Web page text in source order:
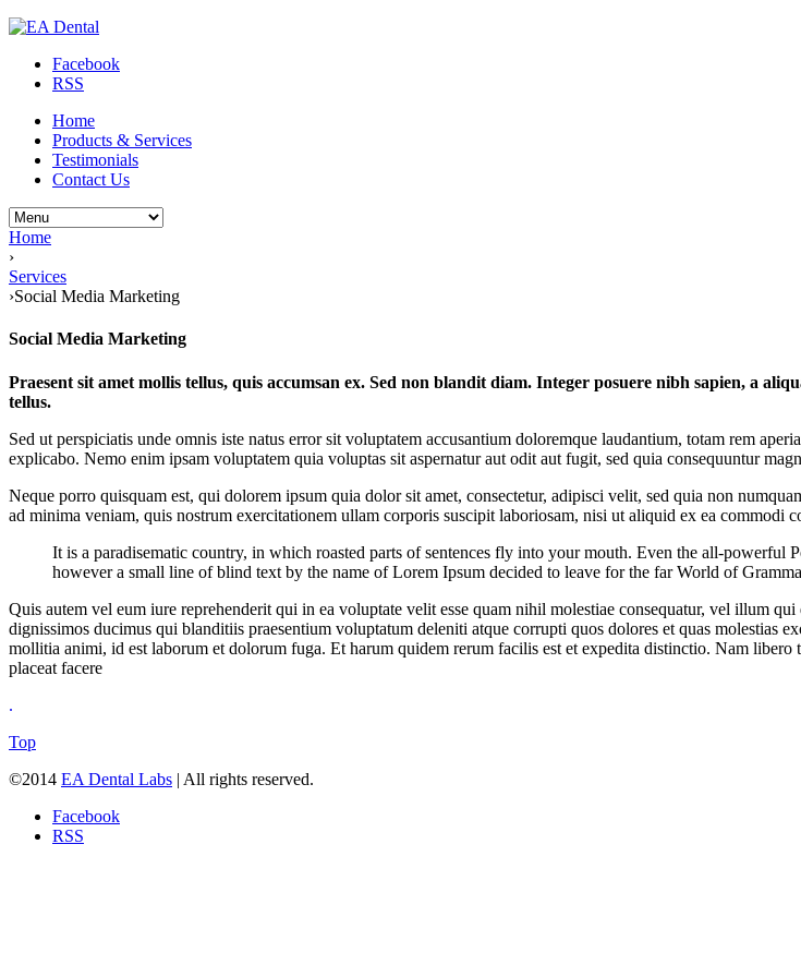
Facebook
RSS
Home
Products & Services
Testimonials
Contact Us
Home
›
Services
›Social Media Marketing
Social Media Marketing
Praesent sit amet mollis tellus, quis accumsan ex. Sed non blandit diam. Integer posuere nibh sapien, a
tellus.
Sed ut perspiciatis unde omnis iste natus error sit voluptatem accusantium doloremque laudantium, totam rem
explicabo. Nemo enim ipsam voluptatem quia voluptas sit aspernatur aut odit aut fugit, sed quia consequuntur
Neque porro quisquam est, qui dolorem ipsum quia dolor sit amet, consectetur, adipisci velit, sed quia non
ad minima veniam, quis nostrum exercitationem ullam corporis suscipit laboriosam, nisi ut aliquid ex ea commodi
It is a paradisematic country, in which roasted parts of sentences fly into your mouth. Even the all-
however a small line of blind text by the name of Lorem Ipsum decided to leave for the far World of
Quis autem vel eum iure reprehenderit qui in ea voluptate velit esse quam nihil molestiae consequatur, vel illum
dignissimos ducimus qui blanditiis praesentium voluptatum deleniti atque corrupti quos dolores et quas molestias
mollitia animi, id est laborum et dolorum fuga. Et harum quidem rerum facilis est et expedita distinctio. Nam
placeat facere
.
Top
©2014 EA Dental Labs | All rights reserved.
Facebook
RSS